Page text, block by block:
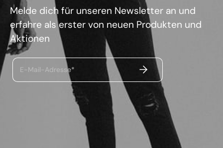
Melde dich für unseren Newsletter an und
erfahre als erster von neuen Produkten und
Aktionen
E-Mail-Adresse* ABSENDEN